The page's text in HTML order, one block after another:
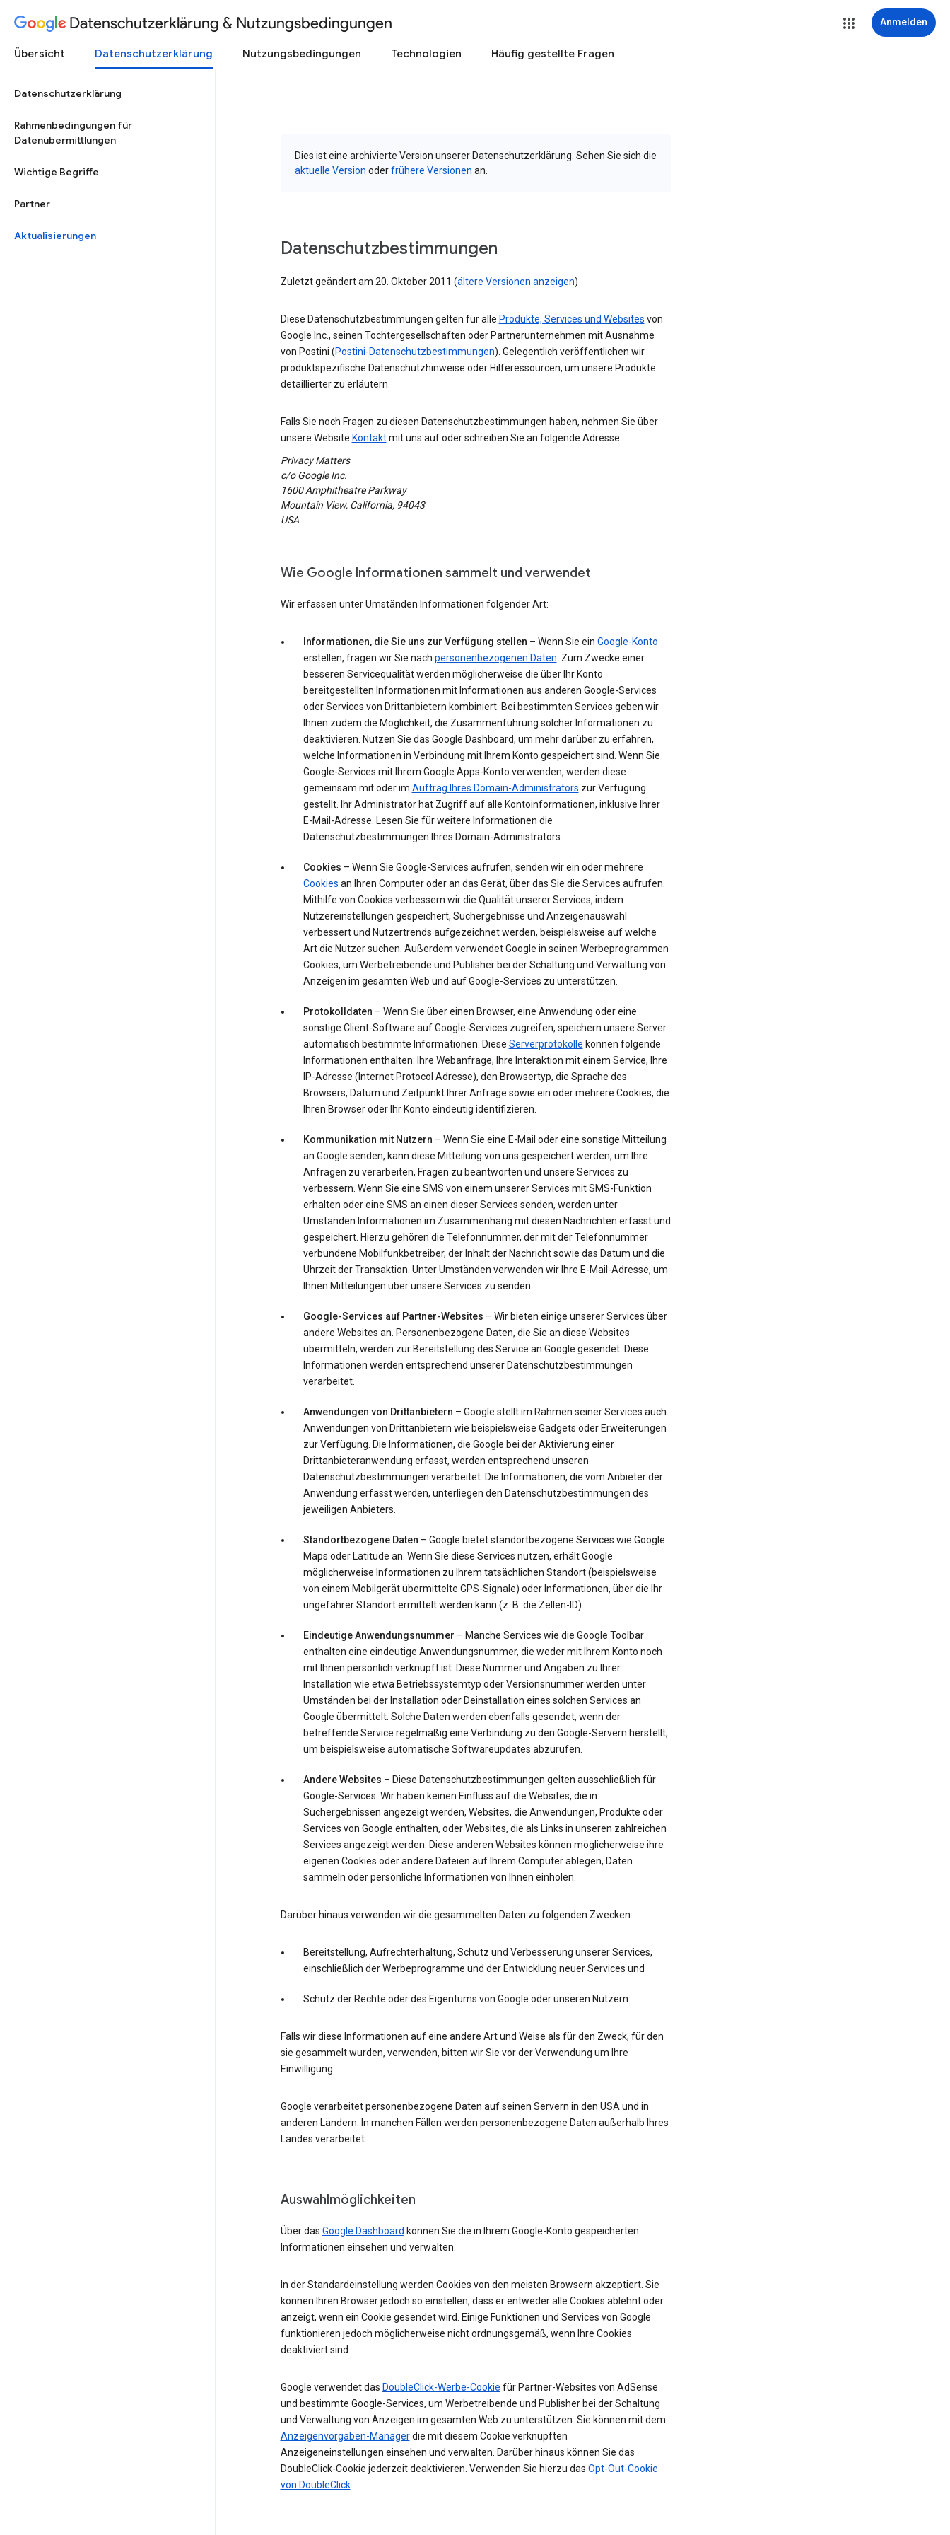
Datenschutzerklärung & Nutzungsbedingungen Anmelden
Übersicht Datenschutzerklärung Nutzungsbedingungen Technologien Häufig gestellte Fragen
Datenschutzerklärung
Rahmenbedingungen für
Datenübermittlungen
Wichtige Begriffe
Partner
Aktualisierungen
Dies ist eine archivierte Version unserer Datenschutzerklärung. Sehen Sie sich die
aktuelle Version oderfrühere Versionen an.
Datenschutzbestimmungen
Zuletzt geändert am 20. Oktober 2011 (ältere Versionen anzeigen)
Diese Datenschutzbestimmungen gelten für alle Produkte, Services und Websites von
Google Inc., seinen Tochtergesellschaften oder Partnerunternehmen mit Ausnahme
von Postini (Postini-Datenschutzbestimmungen). Gelegentlich veröffentlichen wir
produktspezifische Datenschutzhinweise oder Hilferessourcen, um unsere Produkte
detaillierter zu erläutern.
Falls Sie noch Fragen zu diesen Datenschutzbestimmungen haben, nehmen Sie über
unsere Website Kontaktmit uns auf oder schreiben Sie an folgende Adresse:
Privacy Matters
c/o Google Inc.
1600 Amphitheatre Parkway
Mountain View, California, 94043
USA
Wie Google Informationen sammelt und verwendet
Wir erfassen unter Umständen Informationen folgender Art:
Informationen, die Sie uns zur Verfügung stellen – Wenn Sie ein Google-Konto
erstellen, fragen wir Sie nach personenbezogenen Daten . Zum Zwecke einer
besseren Servicequalität werden möglicherweise die über Ihr Konto
bereitgestellten Informationen mit Informationen aus anderen Google-Services
oder Services von Drittanbietern kombiniert. Bei bestimmten Services geben wir
Ihnen zudem die Möglichkeit, die Zusammenführung solcher Informationen zu
deaktivieren. Nutzen Sie das Google Dashboard, um mehr darüber zu erfahren,
welche Informationen in Verbindung mit Ihrem Konto gespeichert sind. Wenn Sie
Google-Services mit Ihrem Google Apps-Konto verwenden, werden diese
gemeinsam mit oder im Auftrag Ihres Domain-Administrators zur Verfügung
gestellt. Ihr Administrator hat Zugriff auf alle Kontoinformationen, inklusive Ihrer
E-Mail-Adresse. Lesen Sie für weitere Informationen die
Datenschutzbestimmungen Ihres Domain-Administrators.
Cookies – Wenn Sie Google-Services aufrufen, senden wir ein oder mehrere
Cookies an Ihren Computer oder an das Gerät, über das Sie die Services aufrufen.
Mithilfe von Cookies verbessern wir die Qualität unserer Services, indem
Nutzereinstellungen gespeichert, Suchergebnisse und Anzeigenauswahl
verbessert und Nutzertrends aufgezeichnet werden, beispielsweise auf welche
Art die Nutzer suchen. Außerdem verwendet Google in seinen Werbeprogrammen
Cookies, um Werbetreibende und Publisher bei der Schaltung und Verwaltung von
Anzeigen im gesamten Web und auf Google-Services zu unterstützen.
Protokolldaten – Wenn Sie über einen Browser, eine Anwendung oder eine
sonstige Client-Software auf Google-Services zugreifen, speichern unsere Server
automatisch bestimmte Informationen. Diese Serverprotokolle können folgende
Informationen enthalten: Ihre Webanfrage, Ihre Interaktion mit einem Service, Ihre
IP-Adresse (Internet Protocol Adresse), den Browsertyp, die Sprache des
Browsers, Datum und Zeitpunkt Ihrer Anfrage sowie ein oder mehrere Cookies, die
Ihren Browser oder Ihr Konto eindeutig identifizieren.
Kommunikation mit Nutzern – Wenn Sie eine E-Mail oder eine sonstige Mitteilung
an Google senden, kann diese Mitteilung von uns gespeichert werden, um Ihre
Anfragen zu verarbeiten, Fragen zu beantworten und unsere Services zu
verbessern. Wenn Sie eine SMS von einem unserer Services mit SMS-Funktion
erhalten oder eine SMS an einen dieser Services senden, werden unter
Umständen Informationen im Zusammenhang mit diesen Nachrichten erfasst und
gespeichert. Hierzu gehören die Telefonnummer, der mit der Telefonnummer
verbundene Mobilfunkbetreiber, der Inhalt der Nachricht sowie das Datum und die
Uhrzeit der Transaktion. Unter Umständen verwenden wir Ihre E-Mail-Adresse, um
Ihnen Mitteilungen über unsere Services zu senden.
Google-Services auf Partner-Websites – Wir bieten einige unserer Services über
andere Websites an. Personenbezogene Daten, die Sie an diese Websites
übermitteln, werden zur Bereitstellung des Service an Google gesendet. Diese
Informationen werden entsprechend unserer Datenschutzbestimmungen
verarbeitet.
Anwendungen von Drittanbietern – Google stellt im Rahmen seiner Services auch
Anwendungen von Drittanbietern wie beispielsweise Gadgets oder Erweiterungen
zur Verfügung. Die Informationen, die Google bei der Aktivierung einer
Drittanbieteranwendung erfasst, werden entsprechend unseren
Datenschutzbestimmungen verarbeitet. Die Informationen, die vom Anbieter der
Anwendung erfasst werden, unterliegen den Datenschutzbestimmungen des
jeweiligen Anbieters.
Standortbezogene Daten – Google bietet standortbezogene Services wie Google
Maps oder Latitude an. Wenn Sie diese Services nutzen, erhält Google
möglicherweise Informationen zu Ihrem tatsächlichen Standort (beispielsweise
von einem Mobilgerät übermittelte GPS-Signale) oder Informationen, über die Ihr
ungefährer Standort ermittelt werden kann (z. B. die Zellen-ID).
Eindeutige Anwendungsnummer – Manche Services wie die Google Toolbar
enthalten eine eindeutige Anwendungsnummer, die weder mit Ihrem Konto noch
mit Ihnen persönlich verknüpft ist. Diese Nummer und Angaben zu Ihrer
Installation wie etwa Betriebssystemtyp oder Versionsnummer werden unter
Umständen bei der Installation oder Deinstallation eines solchen Services an
Google übermittelt. Solche Daten werden ebenfalls gesendet, wenn der
betreffende Service regelmäßig eine Verbindung zu den Google-Servern herstellt,
um beispielsweise automatische Softwareupdates abzurufen.
Andere Websites – Diese Datenschutzbestimmungen gelten ausschließlich für
Google-Services. Wir haben keinen Einfluss auf die Websites, die in
Suchergebnissen angezeigt werden, Websites, die Anwendungen, Produkte oder
Services von Google enthalten, oder Websites, die als Links in unseren zahlreichen
Services angezeigt werden. Diese anderen Websites können möglicherweise ihre
eigenen Cookies oder andere Dateien auf Ihrem Computer ablegen, Daten
sammeln oder persönliche Informationen von Ihnen einholen.
Darüber hinaus verwenden wir die gesammelten Daten zu folgenden Zwecken:
Bereitstellung, Aufrechterhaltung, Schutz und Verbesserung unserer Services,
einschließlich der Werbeprogramme und der Entwicklung neuer Services und
Schutz der Rechte oder des Eigentums von Google oder unseren Nutzern.
Falls wir diese Informationen auf eine andere Art und Weise als für den Zweck, für den
sie gesammelt wurden, verwenden, bitten wir Sie vor der Verwendung um Ihre
Einwilligung.
Google verarbeitet personenbezogene Daten auf seinen Servern in den USA und in
anderen Ländern. In manchen Fällen werden personenbezogene Daten außerhalb Ihres
Landes verarbeitet.
Auswahlmöglichkeiten
Über das Google Dashboard können Sie die in Ihrem Google-Konto gespeicherten
Informationen einsehen und verwalten.
In der Standardeinstellung werden Cookies von den meisten Browsern akzeptiert. Sie
können Ihren Browser jedoch so einstellen, dass er entweder alle Cookies ablehnt oder
anzeigt, wenn ein Cookie gesendet wird. Einige Funktionen und Services von Google
funktionieren jedoch möglicherweise nicht ordnungsgemäß, wenn Ihre Cookies
deaktiviert sind.
Google verwendet das DoubleClick-Werbe-Cookie für Partner-Websites von AdSense
und bestimmte Google-Services, um Werbetreibende und Publisher bei der Schaltung
und Verwaltung von Anzeigen im gesamten Web zu unterstützen. Sie können mit dem
Anzeigenvorgaben-Managerdie mit diesem Cookie verknüpften
Anzeigeneinstellungen einsehen und verwalten. Darüber hinaus können Sie das
DoubleClick-Cookie jederzeit deaktivieren. Verwenden Sie hierzu das Opt-Out-Cookie
von DoubleClick.